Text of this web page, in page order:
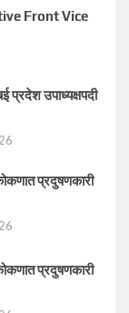
Front Vice
प्रदेश उपाध्यक्षपदी
प्रदुषणकारी
प्रदुषणकारी